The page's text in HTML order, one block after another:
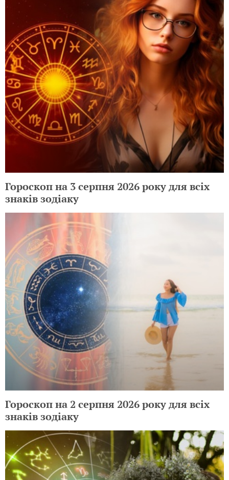
Гороскоп на 3 серпня 2026 року для всіх
знаків зодіаку
Гороскоп на 2 серпня 2026 року для всіх
знаків зодіаку